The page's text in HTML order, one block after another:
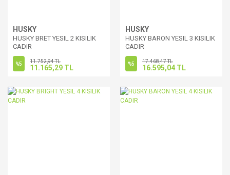
HUSKY
HUSKY BRET YESIL 2 KISILIK
CADIR
%5 11.752,94 TL
11.165,29 TL
HUSKY
HUSKY BARON YESIL 3 KISILIK
CADIR
%5 17.468,47 TL
16.595,04 TL